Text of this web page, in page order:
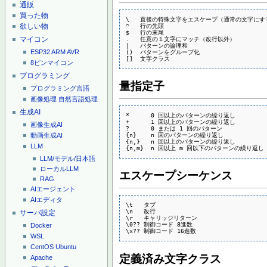
通販
買った物
欲しい物
マイコン
ESP32ARMAVR
8ピンマイコン
プログラミング
プログラミング言語
画像処理 自然言語処理
生成AI
画像生成AI
動画生成AI
LLM
LLM/モデル/日本語
ローカルLLM
RAG
AIエージェント
AIエディタ
サーバ設定
Docker
WSL
CentOS Ubuntu
Apache
\   直後の特殊文字をエスケープ（通常の文字に
^   行の先頭
$   行の末尾
.   任意の１文字にマッチ（改行以外）
|   パターンの論理和
()  パターンをグループ化
[]  文字クラス
量指定子
*      0 回以上のパターンの繰り返し
+      1 回以上のパターンの繰り返し
?      0 または 1 回のパターン
{n}    n 回のパターンの繰り返し
{n,}   n 回以上のパターンの繰り返し
{n,m}  n 回以上 m 回以下のパターンの繰り返し
エスケープシーケンス
\t   タブ
\n   改行
\r   キャリッジリターン
\0?? 制御コード 8進数
\x?? 制御コード 16進数
定義済み文字クラス